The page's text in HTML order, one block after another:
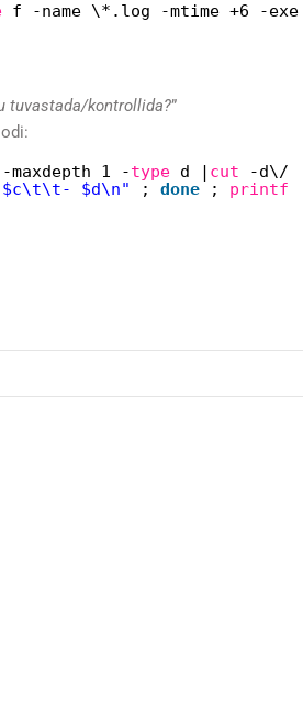
f -name \*.log -mtime +6 -exe
tuvastada/kontrollida?”
-maxdepth 1 -type d | cut
-d\/
$d\n" ; done ; printf